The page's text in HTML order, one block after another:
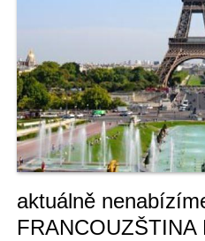
aktuálně
FRANCOUZŠTINA